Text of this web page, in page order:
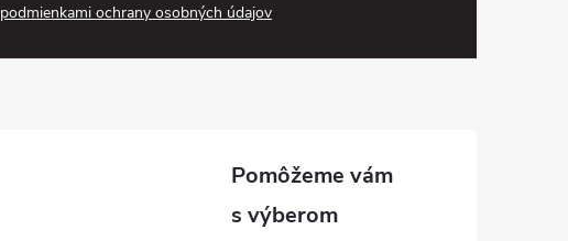
podmienkami ochrany osobných údajov